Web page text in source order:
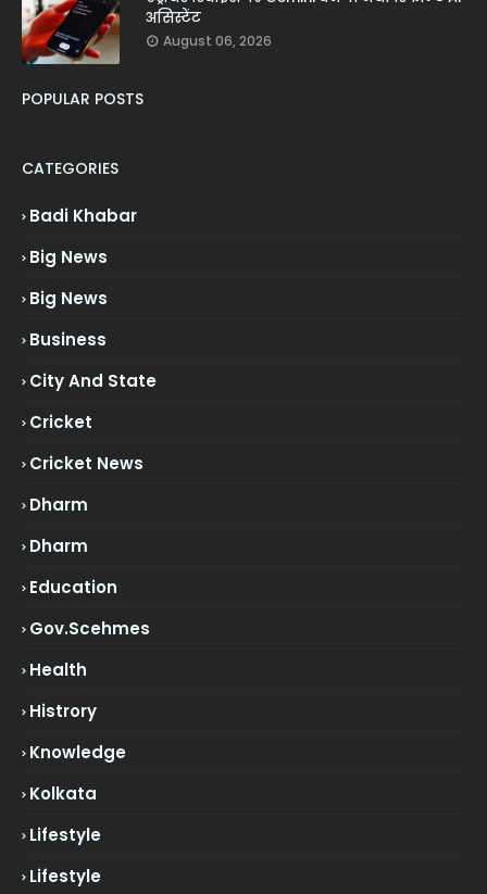
असिस्टेंट
August 06, 2026
POPULAR POSTS
CATEGORIES
Badi Khabar
Big News
Big News
Business
City And State
Cricket
Cricket News
Dharm
Dharm
Education
Gov.scehmes
Health
Histrory
Knowledge
Kolkata
Lifestyle
Lifestyle